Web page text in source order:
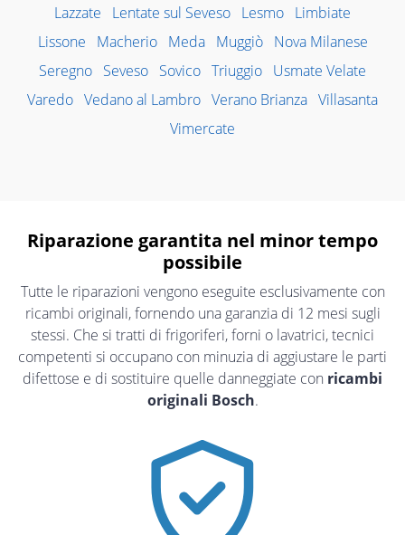
Lazzate Lentate sul Seveso Lesmo Limbiate
Lissone
Macherio Meda Muggiò
Nova Milanese
Seregno Seveso Sovico Triuggio Usmate Velate
Varedo Vedano al Lambro Verano Brianza Villasanta
Vimercate
Riparazione garantita nel minor tempo
possibile
Tutte le riparazioni vengono eseguite esclusivamente con
ricambi originali, fornendo una garanzia di 12 mesi sugli
stessi. Che si tratti di frigoriferi, forni o lavatrici, tecnici
competenti si occupano con minuzia di aggiustare le parti
difettose e di sostituire quelle danneggiate con ricambi
originali Bosch.